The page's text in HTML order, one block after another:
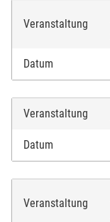
Veranstaltung
Datum
Veranstaltung
Datum
Veranstaltung